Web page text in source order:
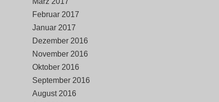
Februar 2017
Januar 2017
Dezember 2016
November 2016
Oktober 2016
September 2016
August 2016